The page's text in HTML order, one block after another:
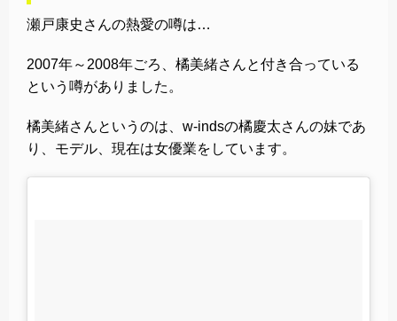
瀬戸康史さんの熱愛の噂は…
2007年～2008年ごろ、橘美緒さんと付き合っている
という噂がありました。
橘美緒さんというのは、w-indsの橘慶太さんの妹であ
り、モデル、現在は女優業をしています。